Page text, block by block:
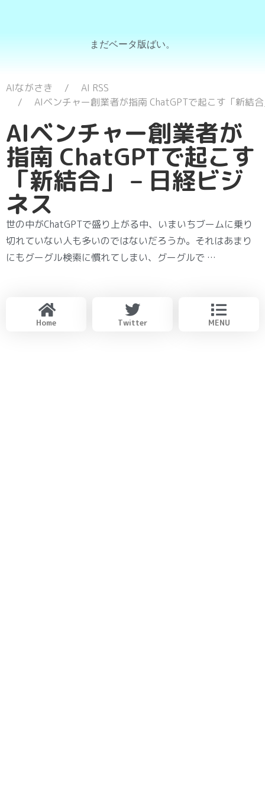
まだベータ版ばい。
AIながさき
AI RSS
AIベンチャー創業者が指南 ChatGPTで起こす「新結
AIベンチャー創業者が
指南 ChatGPTで起こす
「新結合」 – 日経ビジ
ネス
世の中がChatGPTで盛り上がる中、いまいちブームに乗り
切れていない人も多いのではないだろうか。それはあまり
にもグーグル検索に慣れてしまい、グーグルで …
Home Twitter MENU